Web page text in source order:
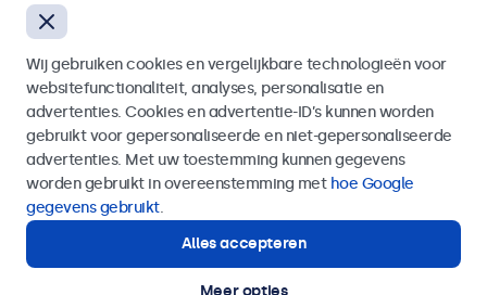
4.8/5 door 5000+ bedrijven
Nederlands
Verzenden
Of bel ons op
Hulp of advies nodig?
Direct contact met een specialist.
Wij gebruiken cookies en vergelijkbare technologieën voor
websitefunctionaliteit, analyses, personalisatie en
advertenties. Cookies en advertentie-ID’s kunnen worden
gebruikt voor gepersonaliseerde en niet-gepersonaliseerde
advertenties. Met uw toestemming kunnen gegevens
worden gebruikt in overeenstemming met hoe Google
gegevens gebruikt.
Alles accepteren
Meer opties